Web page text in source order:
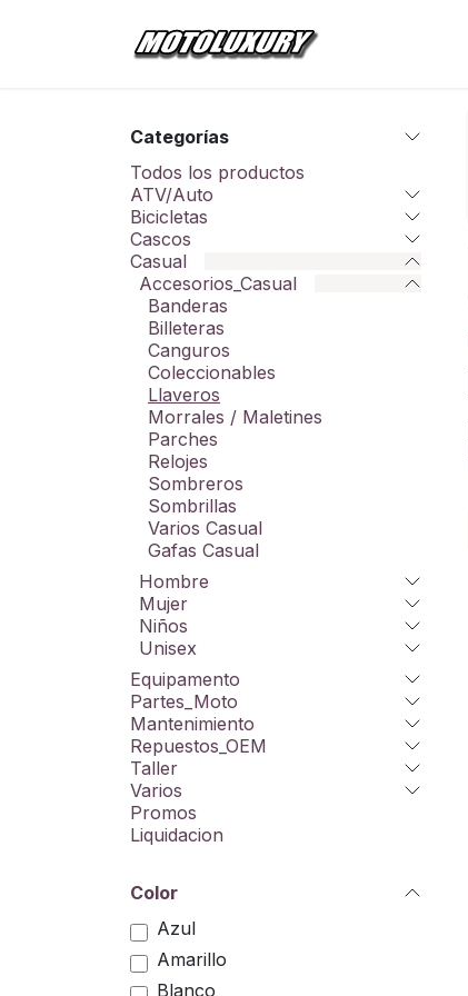
Categorías
Todos los productos
ATV/Auto
Bicicletas
Cascos
Casual
Accesorios_Casual
Banderas
Billeteras
Canguros
Coleccionables
Llaveros
Morrales / Maletines
Parches
Relojes
Sombreros
Sombrillas
Varios Casual
Gafas Casual
Hombre
Mujer
Niños
Unisex
Equipamento
Partes_Moto
Mantenimiento
Repuestos_OEM
Taller
Varios
Promos
Liquidacion
Color
Azul
Amarillo
Blanco